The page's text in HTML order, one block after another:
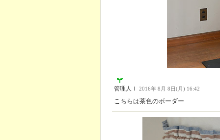
管理人Ｉ 2016年 8月 8日(月) 16:42
こちらは茶色のボーダー